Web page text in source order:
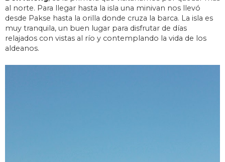
al norte. Para llegar hasta la isla una minivan nos llevó
desde Pakse hasta la orilla donde cruza la barca. La isla es
muy tranquila, un buen lugar para disfrutar de días
relajados con vistas al río y contemplando la vida de los
aldeanos.